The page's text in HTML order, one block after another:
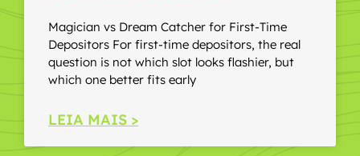
Magician vs Dream Catcher for First-Time
Depositors For first-time depositors, the real
question is not which slot looks flashier, but
which one better fits early
LEIA MAIS >